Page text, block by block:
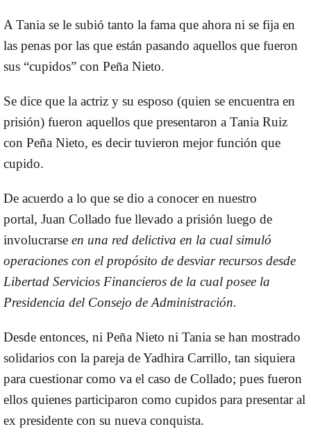
A Tania se le subió tanto la fama que ahora ni se fija en
las penas por las que están pasando aquellos que fueron
sus “cupidos” con Peña Nieto.
Se dice que la actriz y su esposo (quien se encuentra en
prisión) fueron aquellos que presentaron a Tania Ruiz
con Peña Nieto, es decir tuvieron mejor función que
cupido.
De acuerdo a lo que se dio a conocer en nuestro
portal, Juan Collado fue llevado a prisión luego de
involucrarse en una red delictiva en la cual simuló
operaciones con el propósito de desviar recursos desde
Libertad Servicios Financieros de la cual posee la
Presidencia del Consejo de Administración.
Desde entonces, ni Peña Nieto ni Tania se han mostrado
solidarios con la pareja de Yadhira Carrillo, tan siquiera
para cuestionar como va el caso de Collado; pues fueron
ellos quienes participaron como cupidos para presentar al
ex presidente con su nueva conquista.